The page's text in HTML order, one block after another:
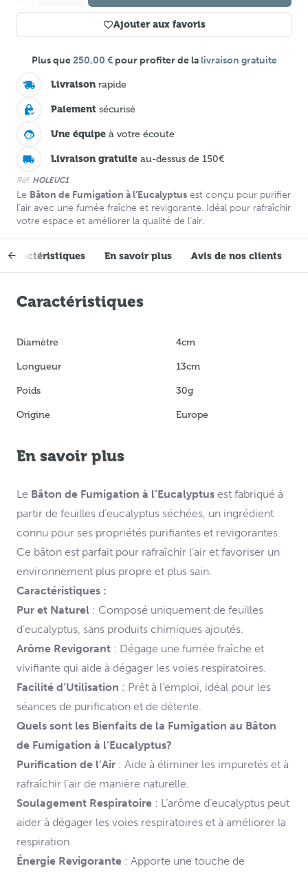
Ajouter aux favoris
Plus que250,00 €pour profiter de la livraison gratuite
Livraisonrapide
Paiement sécurisé
Une équipe à votre écoute
Livraison gratuite au-dessus de 150€
Réf: HOLEUC1
Le Bâton de Fumigation à l’Eucalyptus est conçu pour purifier
l’air avec une fumée fraîche et revigorante. Idéal pour rafraîchir
votre espace et améliorer la qualité de l’air.
Caractéristiques En savoir plus Avis de nos clients
Caractéristiques
Diamètre 4cm
Longueur 13cm
Poids 30g
Origine Europe
En savoir plus
Le Bâton de Fumigation à l’Eucalyptus est fabriqué à
partir de feuilles d’eucalyptus séchées, un ingrédient
connu pour ses propriétés purifiantes et revigorantes.
Ce bâton est parfait pour rafraîchir l’air et favoriser un
environnement plus propre et plus sain.
Caractéristiques :
Pur et Naturel : Composé uniquement de feuilles
d’eucalyptus, sans produits chimiques ajoutés.
Arôme Revigorant : Dégage une fumée fraîche et
vivifiante qui aide à dégager les voies respiratoires.
Facilité d’Utilisation : Prêt à l’emploi, idéal pour les
séances de purification et de détente.
Quels sont les Bienfaits de la Fumigation au Bâton
de Fumigation à l’Eucalyptus?
Purification de l’Air : Aide à éliminer les impuretés et à
rafraîchir l’air de manière naturelle.
Soulagement Respiratoire : L’arôme d’eucalyptus peut
aider à dégager les voies respiratoires et à améliorer la
respiration.
Énergie Revigorante : Apporte une touche de